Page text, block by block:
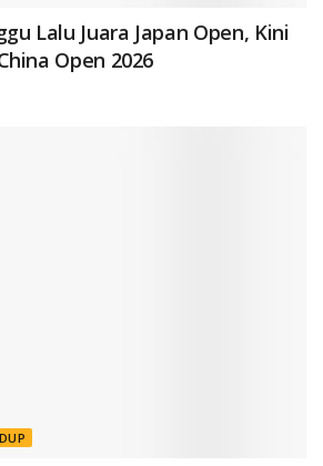
Lalu Juara Japan Open, Kini
Open 2026